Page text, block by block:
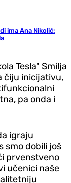
ima Ana Nikolić:
Tesla" Smilja
čiju inicijativu,
pa onda i
igraju
smo dobili još
prvenstveno
učenici naše